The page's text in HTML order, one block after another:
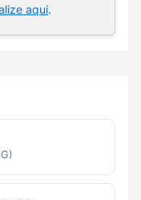
aqui.